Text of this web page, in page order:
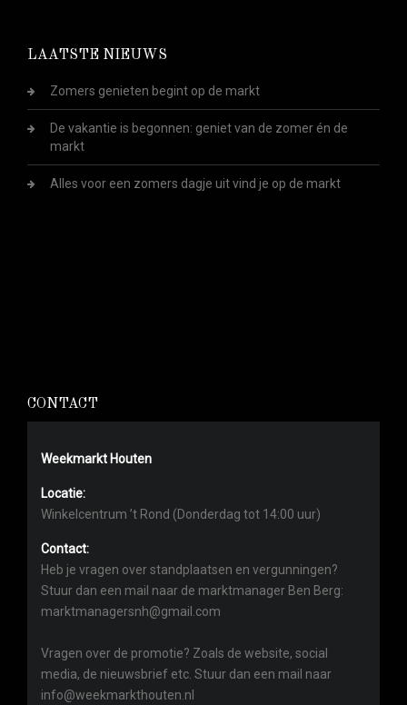
LAATSTE NIEUWS
Zomers genieten begint op de markt
De vakantie is begonnen: geniet van de zomer én de
markt
Alles voor een zomers dagje uit vind je op de markt
CONTACT
Weekmarkt Houten
Locatie:
Winkelcentrum ’t Rond (Donderdag tot 14:00 uur)
Contact:
Heb je vragen over standplaatsen en vergunningen?
Stuur dan een mail naar de marktmanager Ben Berg:
marktmanagersnh@gmail.com
Vragen over de promotie? Zoals de website, social
media, de nieuwsbrief etc. Stuur dan een mail naar
info@weekmarkthouten.nl